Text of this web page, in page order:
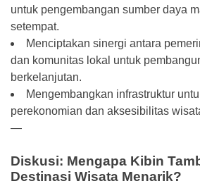
untuk pengembangan sumber daya
setempat.
Menciptakan sinergi antara
dan komunitas lokal untuk
berkelanjutan.
Mengembangkan infrastruktur
perekonomian dan aksesibilitas
—
Diskusi: Mengapa Kibin
Destinasi Wisata Menarik?